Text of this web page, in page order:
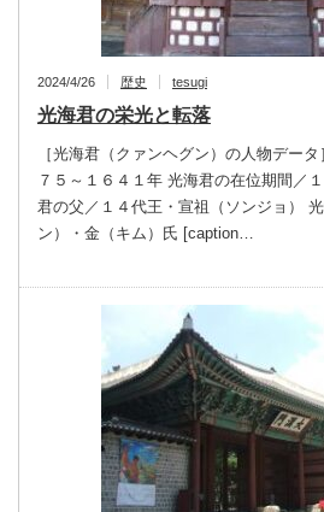
2024/4/26 歴史 tesugi
光海君の栄光と転落
［光海君（クァンヘグン）の人物デー
７５～１６４１年 光海君の在位期間／
君の父／１４代王・宣祖（ソンジョ）
ン）・金（キム）氏 [caption…